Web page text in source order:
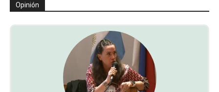
Opinión